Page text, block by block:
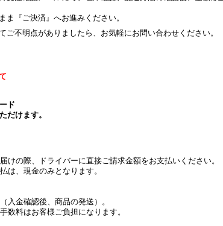
ま『ご決済』へお進みください。
ご不明点がありましたら、お気軽にお問い合わせください。
ド
だけます。
けの際、ドライバーに直接ご請求金額をお支払いください。
は、現金のみとなります。
入金確認後、商品の発送）。
数料はお客様ご負担になります。